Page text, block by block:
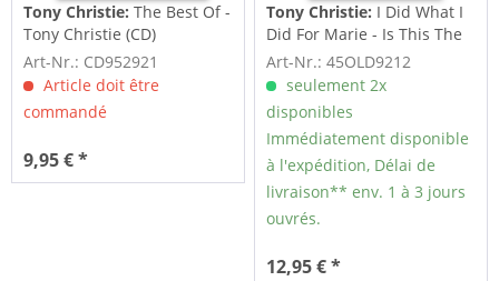
Tony Christie: The Best Of -
Tony Christie (CD)
Art-Nr.: CD952921
Article doit être
commandé
9,95 € *
Tony Christie: I Did What I
Did For Marie - Is This The
Way To...
Art-Nr.: 45OLD9212
seulement 2x
disponibles
Immédiatement disponible
à l'expédition, Délai de
livraison** env. 1 à 3 jours
ouvrés.
12,95 € *